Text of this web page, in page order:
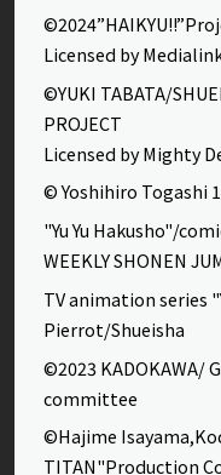
Licensed by
©YUKI TABATA/
PROJECT
Licensed by Mighty
© Yoshihiro Togashi
"Yu Yu Hakusho"/
WEEKLY SHONEN
TV animation series
Pierrot/Shueisha
©2023 KADOKAWA/
committee
©Hajime
TITAN"Production